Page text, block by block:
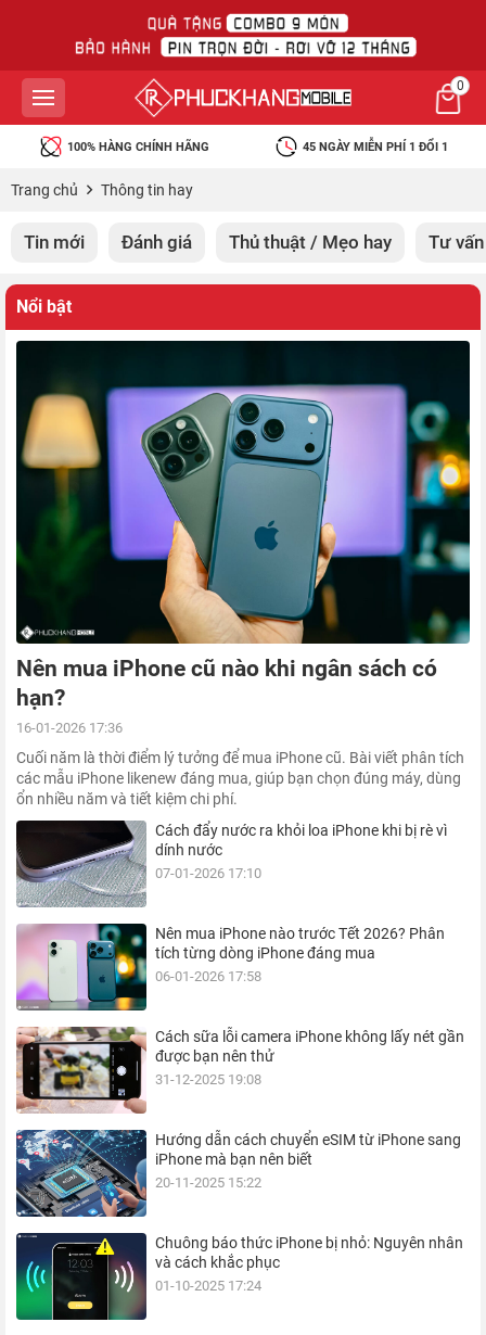
0
45 NGÀY MIỄN PHÍ 1 ĐỔI 1 BẢO HÀNH RƠI VỠ MIỄN PHÍ
Trang chủ Thông tin hay
Tin mới Đánh giá Thủ thuật / Mẹo hay Tư vấn
Nổi bật
Nên mua iPhone cũ nào khi ngân sách có
hạn?
16-01-2026 17:36
Cuối năm là thời điểm lý tưởng để mua iPhone cũ. Bài viết phân tích
các mẫu iPhone likenew đáng mua, giúp bạn chọn đúng máy, dùng
ổn nhiều năm và tiết kiệm chi phí.
Cách đẩy nước ra khỏi loa iPhone khi bị rè vì
dính nước
07-01-2026 17:10
Nên mua iPhone nào trước Tết 2026? Phân
tích từng dòng iPhone đáng mua
06-01-2026 17:58
Cách sữa lỗi camera iPhone không lấy nét gần
được bạn nên thử
31-12-2025 19:08
Hướng dẫn cách chuyển eSIM từ iPhone sang
iPhone mà bạn nên biết
20-11-2025 15:22
Chuông báo thức iPhone bị nhỏ: Nguyên nhân
và cách khắc phục
01-10-2025 17:24